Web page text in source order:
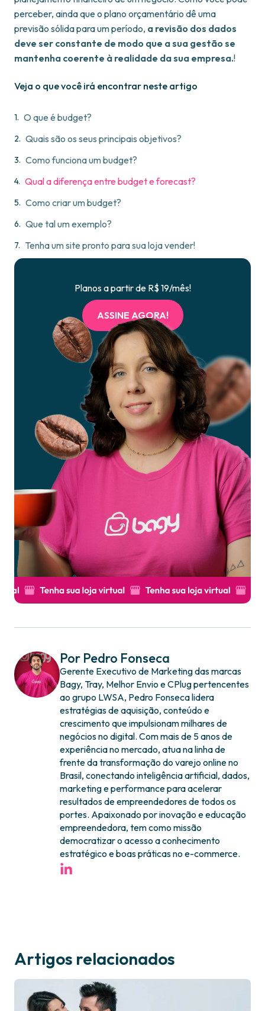
perceber, ainda que o plano orçamentário dê uma
previsão sólida para um período, a revisão dos dados
deve ser constante de modo que a sua gestão se
mantenha coerente à realidade da sua empresa.!
Veja o que você irá encontrar neste artigo
O que é budget?
Quais são os seus principais objetivos?
Como funciona um budget?
Qual a diferença entre budget e forecast?
Como criar um budget?
Que tal um exemplo?
Tenha um site pronto para sua loja vender!
Planos a partir de R$ 19/mês!
ASSINE AGORA!
Por Pedro Fonseca
Gerente Executivo de Marketing das marcas
Bagy, Tray, Melhor Envio e CPlug pertencentes
ao grupo LWSA, Pedro Fonseca lidera
estratégias de aquisição, conteúdo e
crescimento que impulsionam milhares de
negócios no digital. Com mais de 5 anos de
experiência no mercado, atua na linha de
frente da transformação do varejo online no
Brasil, conectando inteligência artificial, dados,
marketing e performance para acelerar
resultados de empreendedores de todos os
portes. Apaixonado por inovação e educação
empreendedora, tem como missão
democratizar o acesso a conhecimento
estratégico e boas práticas no e-commerce.
Artigos relacionados